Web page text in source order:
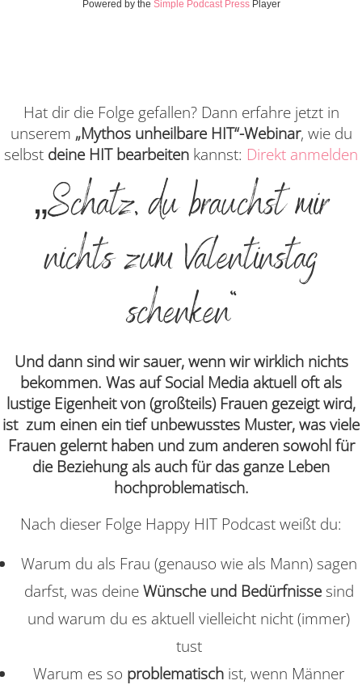
Powered by the Simple Podcast PressPlayer
Hat dir die Folge gefallen? Dann erfahre jetzt in
unserem „Mythos unheilbare HIT“-Webinar, wie du
selbst deine HIT bearbeiten kannst: Direkt anmelden
„Schatz, du brauchst mir
nichts zum Valentinstag
schenken“
Und dann sind wir sauer, wenn wir wirklich nichts
bekommen. Was auf Social Media aktuell oft als
lustige Eigenheit von (großteils) Frauen gezeigt wird,
ist zum einen ein tief unbewusstes Muster, was viele
Frauen gelernt haben und zum anderen sowohl für
die Beziehung als auch für das ganze Leben
hochproblematisch.
Nach dieser Folge Happy HIT Podcast weißt du:
Warum du als Frau (genauso wie als Mann) sagen
darfst, was deine Wünsche und Bedürfnisse sind
und warum du es aktuell vielleicht nicht (immer)
tust
Warum es so problematisch ist, wenn Männer